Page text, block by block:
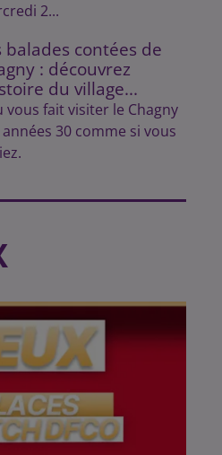
2...
balades contées de
: découvrez
du village...
vous fait visiter le Chagny
années 30 comme si vous